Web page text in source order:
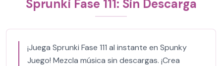
Sprunki Fase 111: Sin Descarga
¡Juega Sprunki Fase 111 al instante en Spunky
Juego! Mezcla música sin descargas. ¡Crea